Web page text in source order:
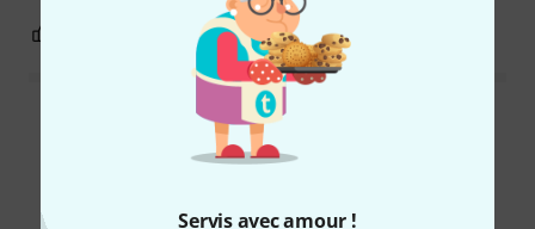
Servis avec amour !
SIGNALER L'ÉVALUATION
Lire toutes les évaluations